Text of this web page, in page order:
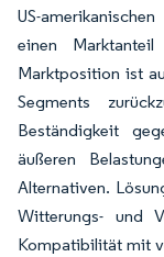
US-
einen
Marktposition ist
Segments
Beständigkeit
äußeren
Alternativen.
Witterungs- und
Kompatibilität mit